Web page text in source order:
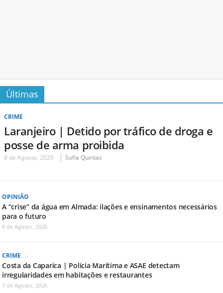
Últimas
CRIME
Laranjeiro | Detido por tráfico de droga e
posse de arma proibida
8 de Agosto, 2026 Sofia Quintas
OPINIÃO
A “crise” da água em Almada: ilações e ensinamentos necessários
para o futuro
8 de Agosto, 2026
CRIME
Costa da Caparica | Polícia Marítima e ASAE detectam
irregularidades em habitações e restaurantes
7 de Agosto, 2026